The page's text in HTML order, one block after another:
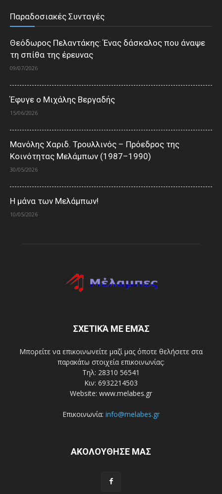
Παραδοσιακές Συνταγές
Θεόδωρος Πελαντάκης: Ένας δάσκαλος που άναψε
τη σπίθα της έρευνας
09/07/2026
Έφυγε ο Μιχάλης Βεργαδής
15/06/2026
Μανόλης Χαριδ. Τρουλλινός – Πρόεδρος της
Κοινότητας Μελάμπων (1987–1990)
30/05/2026
Η μάνα των Μελάμπων!
10/05/2026
ΣΧΕΤΙΚΆ ΜΕ ΕΜΆΣ
Μπορείτε να επικοινωνείτε μαζί μας όποτε θελήσετε στα
παρακάτω στοιχεία επικοινωνίας:
Τηλ: 28310 56541
Κιν: 6932214503
Website: www.melabes.gr
Επικοινωνία: info@melabes.gr
ΑΚΟΛΟΥΘΗΣΕ ΜΑΣ